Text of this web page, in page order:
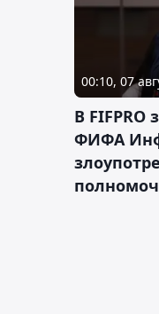
00:10, 07
В FIFPRO
ФИФА